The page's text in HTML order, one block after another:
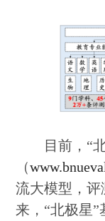
目前，“
（
流大模型，
来，“北极星